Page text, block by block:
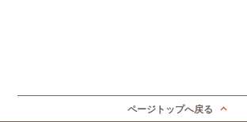
ページトップへ戻る